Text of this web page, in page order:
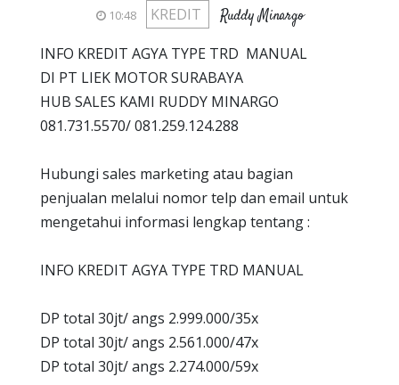
10:48 KREDIT Ruddy Minargo
INFO KREDIT AGYA TYPE TRD MANUAL
DI PT LIEK MOTOR SURABAYA
HUB SALES KAMI RUDDY MINARGO
081.731.5570/ 081.259.124.288
Hubungi sales marketing atau bagian
penjualan melalui nomor telp dan email untuk
mengetahui informasi lengkap tentang :
INFO KREDIT AGYA TYPE TRD MANUAL
DP total 30jt/ angs 2.999.000/35x
DP total 30jt/ angs 2.561.000/47x
DP total 30jt/ angs 2.274.000/59x